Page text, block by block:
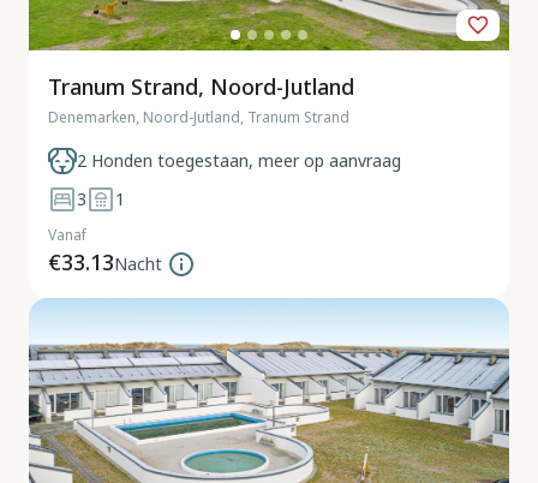
Tranum Strand, Noord-Jutland
Denemarken, Noord-Jutland, Tranum Strand
2 Honden toegestaan, meer op aanvraag
3
1
Vanaf
€33.13Nacht